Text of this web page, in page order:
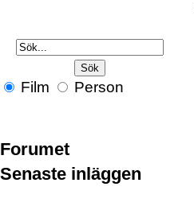
Film Person
Forumet
Senaste inläggen